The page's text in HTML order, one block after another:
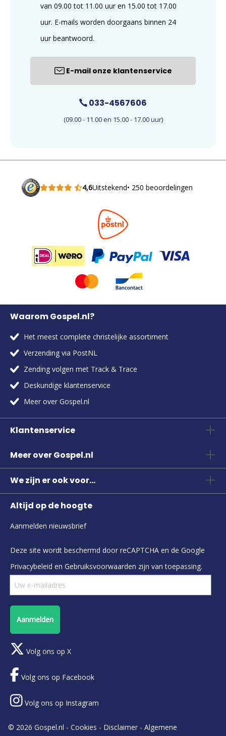
van 09.00 tot 11.00 uur en 15.00 tot 17.00
uur. E-mails worden doorgaans binnen 24
uur beantwoord.
E-mail onze klantenservice
033-4567606
(09.00 - 11.00 en 15.00 - 17.00 uur)
4,6Uitstekend• 250 beoordelingen
Waarom Gospel.nl?
Het meest complete christelijke assortiment
Verzending via PostNL
Zending volgen met Track & Trace
Deskundige klantenservice
Meer over Gospel.nl
Klantenservice
Meer over Gospel.nl
We zijn er ook voor...
Altijd op de hoogte
Aanmelden nieuwsbrief
Deze site wordt beschermd door reCAPTCHA en de Google
Privacybeleid en Gebruiksvoorwaarden zijn van toepassing.
Aanmelden
Volg ons op X
Volg ons op Facebook
Volg ons op Instagram
© 2026 Gospel.nl - Cookies - Disclaimer - Algemene